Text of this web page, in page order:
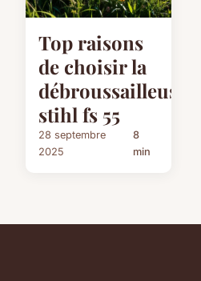
Top raisons
de choisir la
débroussailleuse
stihl fs 55
28 septembre
2025
8
min